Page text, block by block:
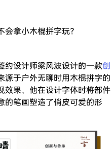
拿小木棍拼字玩？
约设计师梁风波设计的一款创
源于户外无聊时用木棍拼字的
效果，他在设计字体时将部件
的笔画塑造了俏皮可爱的形